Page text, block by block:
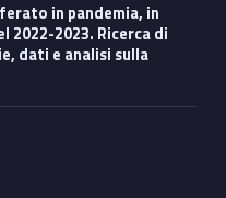
2022-2023. Ricerca di
dati e analisi sulla